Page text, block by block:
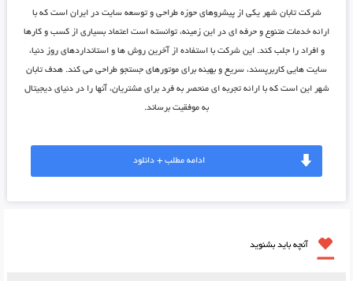
شرکت تابان شهر یکی از پیشروهای حوزه طراحی و توسعه ‌سایت در ایران است که با
ارائه خدمات متنوع و حرفه‌ ای در این زمینه، توانسته است اعتماد بسیاری از کسب ‌و کارها
و افراد را جلب کند. این شرکت با استفاده از آخرین روش ها و استانداردهای روز دنیا،
سایت ‌هایی کاربرپسند، سریع و بهینه برای موتورهای جستجو طراحی می کند. هدف تابان
شهر این است که با ارائه تجربه ای منحصر به فرد برای مشتریان، آنها را در دنیای دیجیتال
به موفقیت برساند.
ادامه مطلب + دانلود
آنچه باید بشنوید